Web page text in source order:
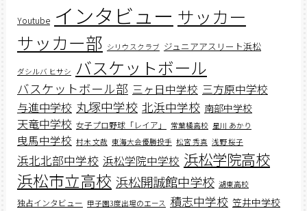
Youtube インタビュー サッカー
サッカー部 シリウスクラブ ジュニアアスリート浜松
ダシルバ ヒサシ バスケットボール
バスケットボール部 三ヶ日中学校 三方原中学校
与進中学校 丸塚中学校 北浜中学校 南部中学校
天竜中学校 女子プロ野球「レイア」 常葉橘高校 星川 あかり
曳馬中学校 村木 文哉 東海大会優勝投手 松宮 秀真 浅野 桜子
浜北北部中学校 浜松学院中学校 浜松学院高校
浜松市立高校 浜松開誠館中学校 湖東高校
独占インタビュー 甲子園3度出場のエース 積志中学校 笠井中学校